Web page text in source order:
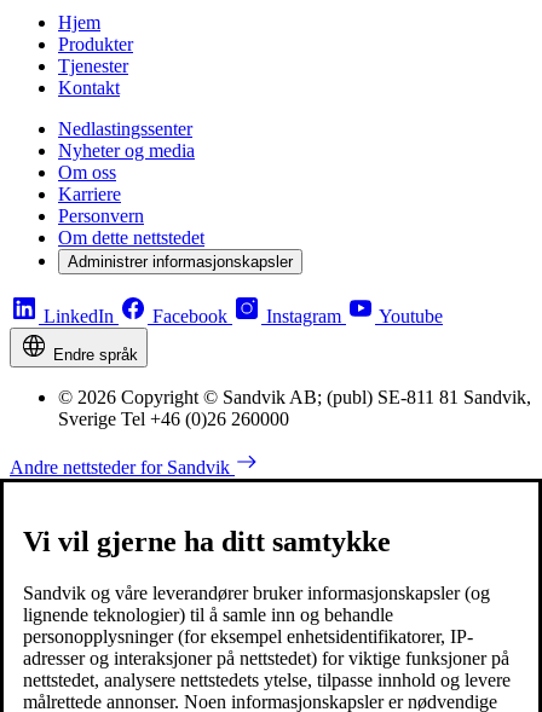
Hjem
Produkter
Tjenester
Kontakt
Nedlastingssenter
Nyheter og media
Om oss
Karriere
Personvern
Om dette nettstedet
Administrer informasjonskapsler
LinkedIn Facebook Instagram Youtube
Endre språk
© 2026 Copyright © Sandvik AB; (publ) SE-811 81 Sandvik,
Sverige Tel +46 (0)26 260000
Andre nettsteder for Sandvik
Vi vil gjerne ha ditt samtykke
Sandvik og våre leverandører bruker informasjonskapsler (og
lignende teknologier) til å samle inn og behandle
personopplysninger (for eksempel enhetsidentifikatorer, IP-
adresser og interaksjoner på nettstedet) for viktige funksjoner på
nettstedet, analysere nettstedets ytelse, tilpasse innhold og levere
målrettede annonser. Noen informasjonskapsler er nødvendige